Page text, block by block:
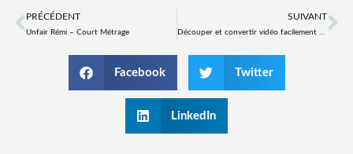
Prev
PRÉCÉDENT
Unfair Rémi – Court Métrage
SUIVANT
Facebook Twitter
LinkedIn